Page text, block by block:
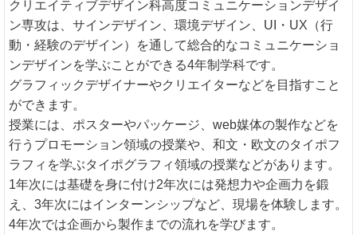
クリエイティブデザイン科高度コミュニケーションデザイ
ン専攻は、サインデザイン、環境デザイン、UI・UX（行
動・経験のデザイン）を通して総合的なコミュニケーショ
ンデザインを学ぶことができる4年制学科です。
グラフィックデザイナーやクリエイターなどを目指すこと
ができます。
授業には、ポスターやパッケージ、web媒体の製作などを
行うプロモーション領域の授業や、和文・欧文のタイポフ
ラフィを学ぶタイポグラフィ領域の授業などがあります。
1年次には基礎を身に付け2年次には発想力や企画力を鍛
え、3年次にはインターンシップなど、現場を体験します。
4年次では企画から製作までの流れを学びます。